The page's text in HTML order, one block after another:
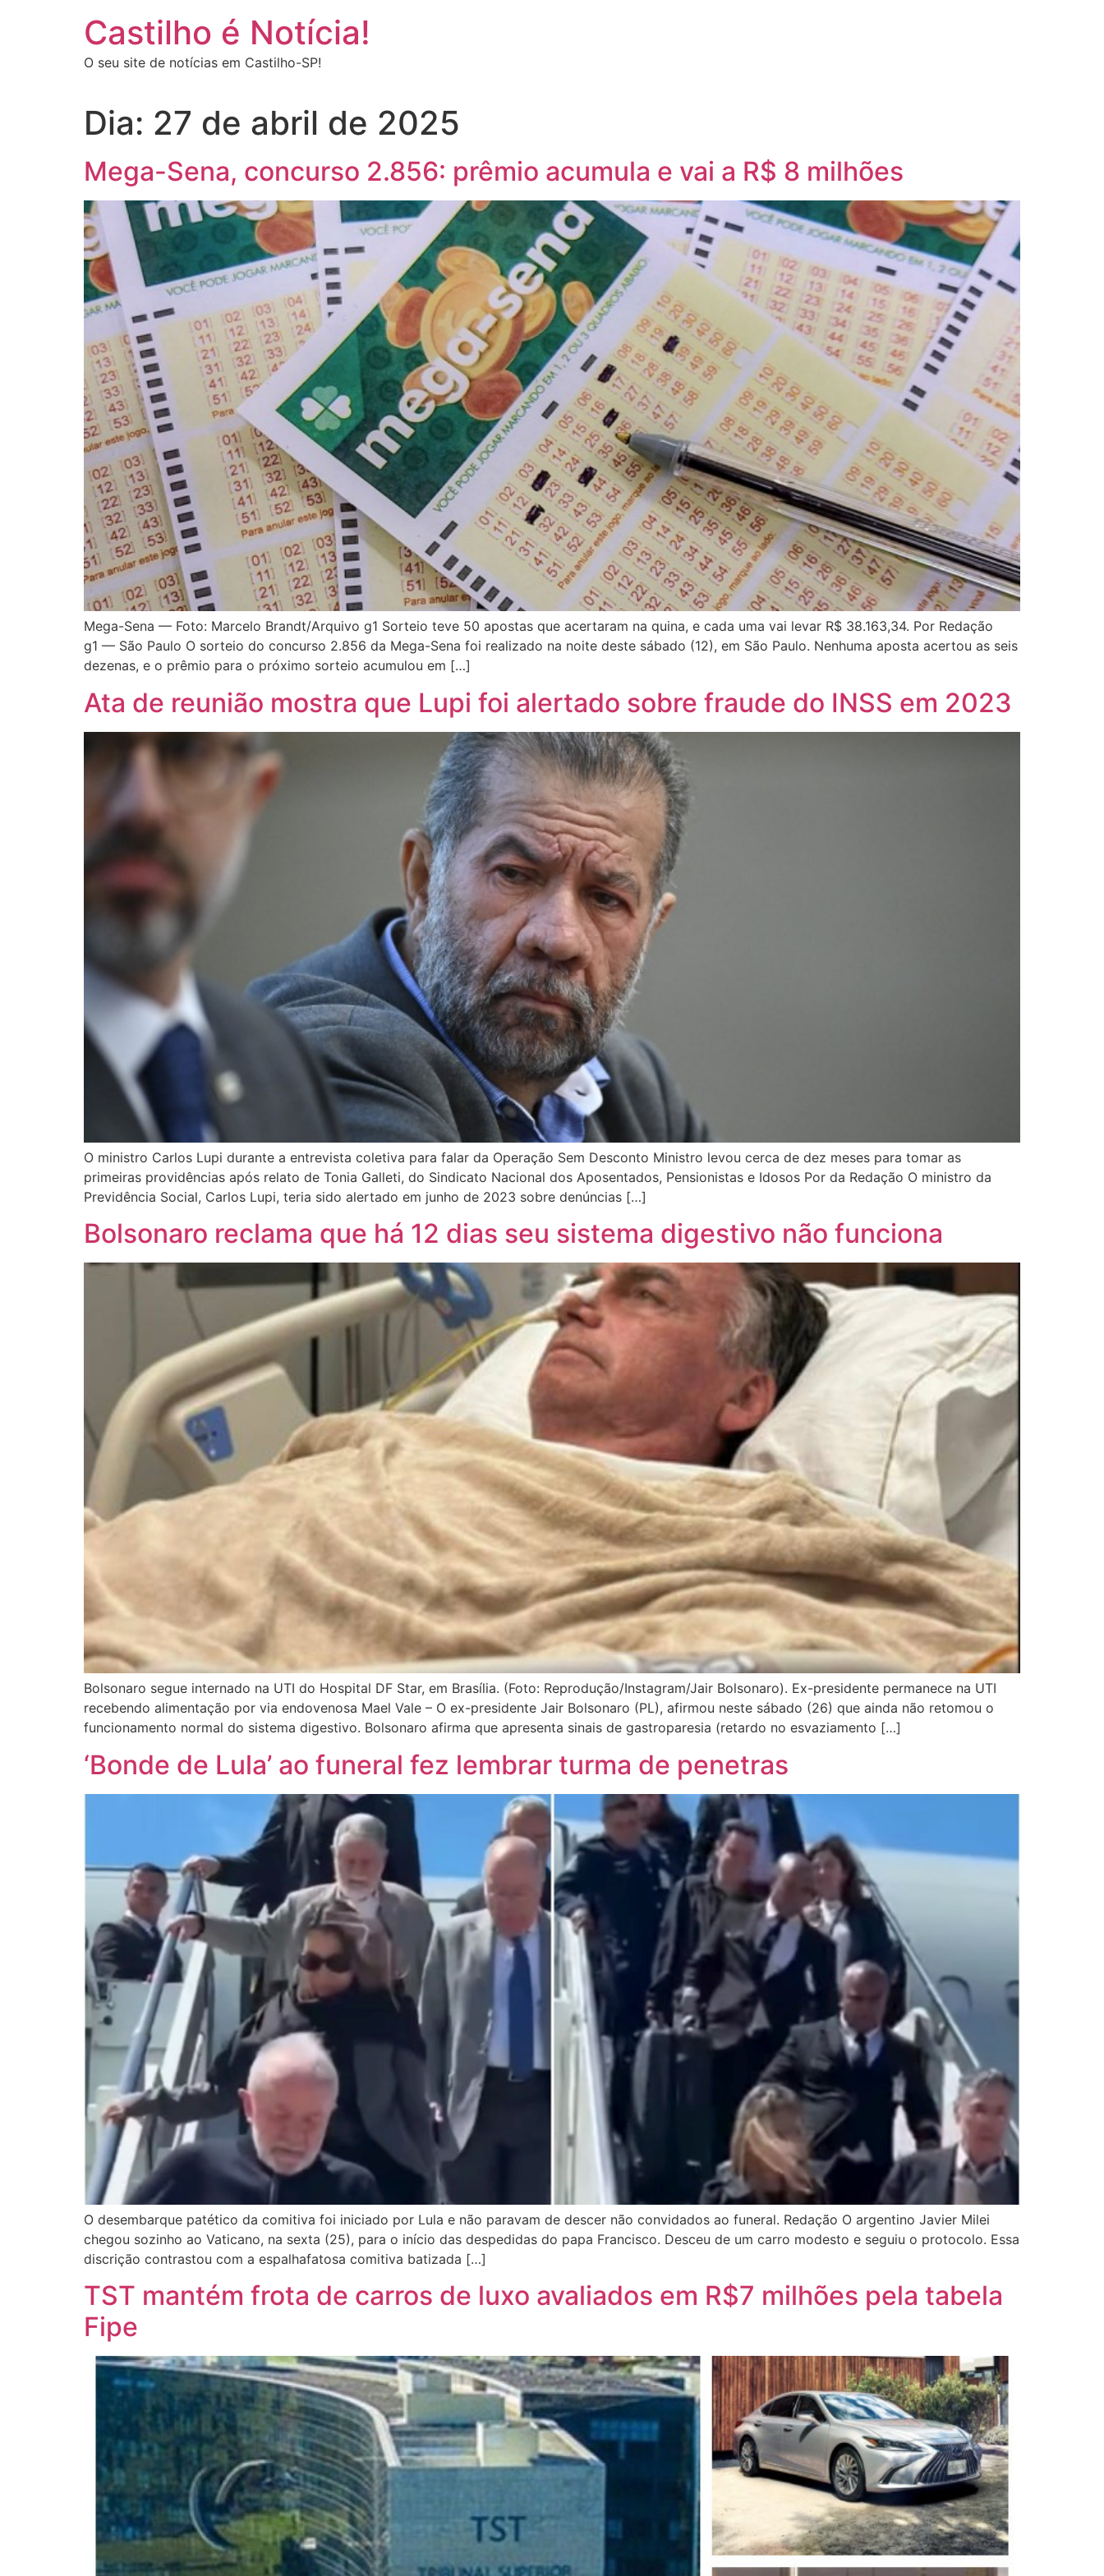
Castilho é Notícia!
O seu site de notícias em Castilho-SP!
Dia: 27 de abril de 2025
Mega-Sena, concurso 2.856: prêmio acumula e vai a R$ 8 milhões
Mega-Sena — Foto: Marcelo Brandt/Arquivo g1 Sorteio teve 50 apostas que acertaram na quina, e cada uma vai levar R$ 38.163,34. Por Redação
g1 — São Paulo O sorteio do concurso 2.856 da Mega-Sena foi realizado na noite deste sábado (12), em São Paulo. Nenhuma aposta acertou as seis
dezenas, e o prêmio para o próximo sorteio acumulou em […]
Ata de reunião mostra que Lupi foi alertado sobre fraude do INSS em 2023
O ministro Carlos Lupi durante a entrevista coletiva para falar da Operação Sem Desconto Ministro levou cerca de dez meses para tomar as
primeiras providências após relato de Tonia Galleti, do Sindicato Nacional dos Aposentados, Pensionistas e Idosos Por da Redação O ministro da
Previdência Social, Carlos Lupi, teria sido alertado em junho de 2023 sobre denúncias […]
Bolsonaro reclama que há 12 dias seu sistema digestivo não funciona
Bolsonaro segue internado na UTI do Hospital DF Star, em Brasília. (Foto: Reprodução/Instagram/Jair Bolsonaro). Ex-presidente permanece na UTI
recebendo alimentação por via endovenosa Mael Vale – O ex-presidente Jair Bolsonaro (PL), afirmou neste sábado (26) que ainda não retomou o
funcionamento normal do sistema digestivo. Bolsonaro afirma que apresenta sinais de gastroparesia (retardo no esvaziamento […]
‘Bonde de Lula’ ao funeral fez lembrar turma de penetras
O desembarque patético da comitiva foi iniciado por Lula e não paravam de descer não convidados ao funeral. Redação O argentino Javier Milei
chegou sozinho ao Vaticano, na sexta (25), para o início das despedidas do papa Francisco. Desceu de um carro modesto e seguiu o protocolo. Essa
discrição contrastou com a espalhafatosa comitiva batizada […]
TST mantém frota de carros de luxo avaliados em R$7 milhões pela tabela
Fipe